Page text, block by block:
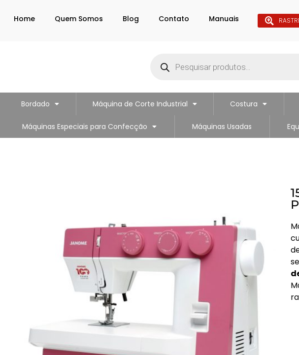
Home Quem Somos Blog Contato Manuais
Bordado Máquina de Corte Industrial Costura
Máquinas Especiais para Confecção Máquinas Usadas